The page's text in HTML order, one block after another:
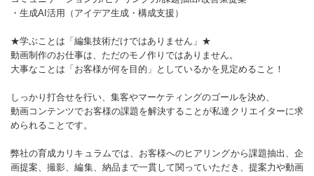
・生成AI活用（アイデア生成・構成支援）
★学ぶことは「編集技術だけではありません」★
動画制作のお仕事は、ただのモノ作りではありません。
大事なことは「お客様が何を目的」としているかを見定めること！
しっかり打合せを行い、集客やマーケティングのゴールを決め、
動画コンテンツでお客様の課題を解決することが私達クリエイターに求
められることです。
弊社の育成カリキュラムでは、お客様へのヒアリングから課題抽出、企
画提案、撮影、編集、納品まで一貫して関っていただき、提案力や動画